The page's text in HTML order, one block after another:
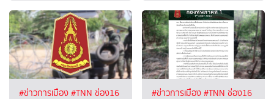
#ข่าวการเมือง#TNN ช่อง16 #ข่าวการเมือง#TNN ช่อง16